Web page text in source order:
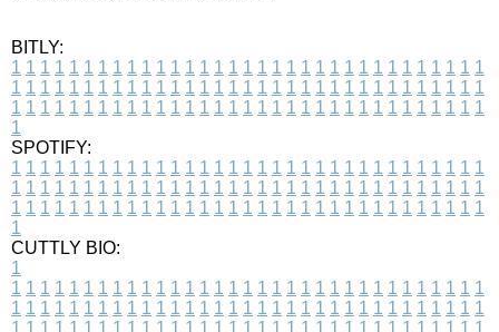
BITLY:
1 1 1 1 1 1 1 1 1 1 1 1 1 1 1 1 1 1 1 1 1 1 1 1 1 1 1 1 1 1 1 1 1
1 1 1 1 1 1 1 1 1 1 1 1 1 1 1 1 1 1 1 1 1 1 1 1 1 1 1 1 1 1 1 1 1
1 1 1 1 1 1 1 1 1 1 1 1 1 1 1 1 1 1 1 1 1 1 1 1 1 1 1 1 1 1 1 1 1
1
SPOTIFY:
1 1 1 1 1 1 1 1 1 1 1 1 1 1 1 1 1 1 1 1 1 1 1 1 1 1 1 1 1 1 1 1 1
1 1 1 1 1 1 1 1 1 1 1 1 1 1 1 1 1 1 1 1 1 1 1 1 1 1 1 1 1 1 1 1 1
1 1 1 1 1 1 1 1 1 1 1 1 1 1 1 1 1 1 1 1 1 1 1 1 1 1 1 1 1 1 1 1 1
1
CUTTLY BIO:
1
1 1 1 1 1 1 1 1 1 1 1 1 1 1 1 1 1 1 1 1 1 1 1 1 1 1 1 1 1 1 1 1 1
1 1 1 1 1 1 1 1 1 1 1 1 1 1 1 1 1 1 1 1 1 1 1 1 1 1 1 1 1 1 1 1 1
1 1 1 1 1 1 1 1 1 1 1 1 1 1 1 1 1 1 1 1 1 1 1 1 1 1 1 1 1 1 1 1 1